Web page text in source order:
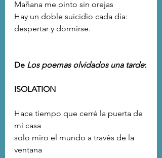
Mañana me pinto sin orejas
Hay un doble suicidio cada día:
despertar y dormirse.
De Los poemas olvidados una tarde:
ISOLATION
Hace tiempo que cerré la puerta de
mi casa
solo miro el mundo a través de la
ventana